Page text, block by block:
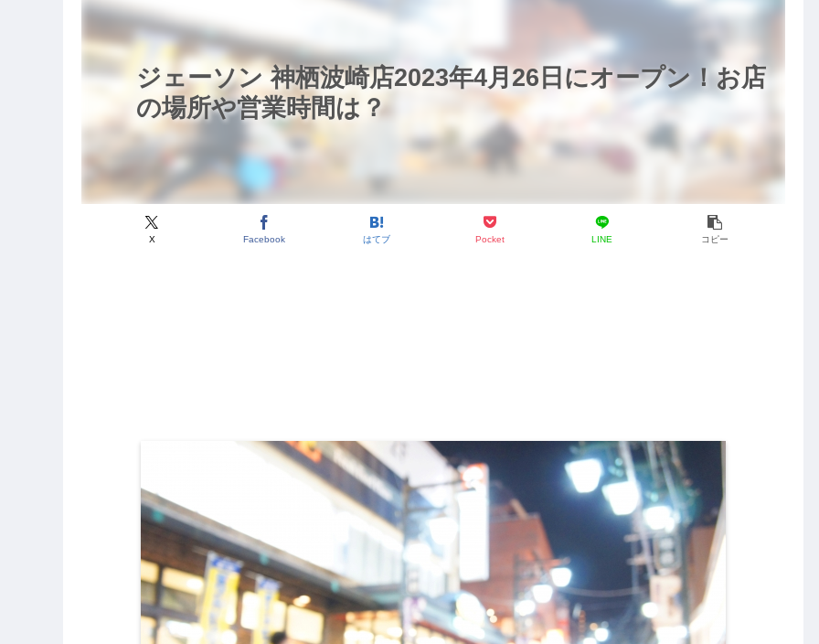
ジェーソン 神栖波崎店2023年4月26日にオープン！お店
の場所や営業時間は？
X Facebook はてブ Pocket LINE コピー